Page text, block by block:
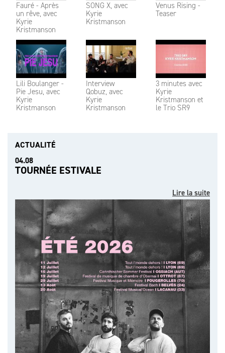
Fauré - Après
un rêve, avec
Kyrie
Kristmanson
SONG X, avec
Kyrie
Kristmanson
Venus Rising -
Teaser
Lili Boulanger -
Pie Jesu, avec
Kyrie
Kristmanson
Interview
Qobuz, avec
Kyrie
Kristmanson
3 minutes avec
Kyrie
Kristmanson et
le Trio SR9
ACTUALITÉ
04.08
TOURNÉE ESTIVALE
Lire la suite